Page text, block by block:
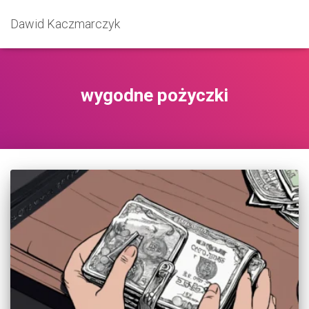
Dawid Kaczmarczyk
wygodne pożyczki